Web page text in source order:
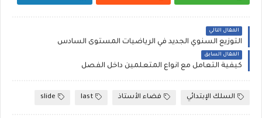
المقال التالي
التوزيع السنوي الجديد في الرياضيات المستوى السادس
المقال السابق
كيفية التعامل مع انواع المتعلمين داخل الفصل
السلك الإبتدائي فضاء الأستاذ last
slide